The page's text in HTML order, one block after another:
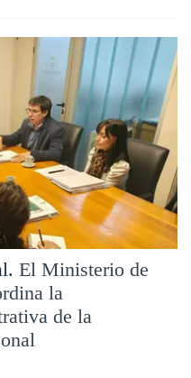
El Ministerio de
la
de la